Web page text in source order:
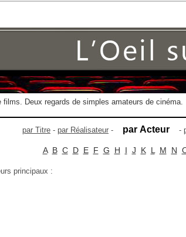
Deux regards de simples amateurs de cinéma.
par Titre - par Réalisateur - par Acteur -
A B C D E F G H I J K L M N
principaux :